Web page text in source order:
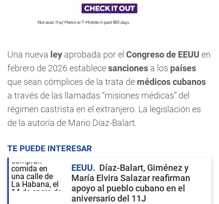
Una nueva ley aprobada por el Congreso de EEUU en
febrero de 2026 establecesanciones a los países
que sean cómplices de la trata de médicos cubanos
a través de las llamadas “misiones médicas” del
régimen castrista en el extranjero. La legislación es
de la autoría de Mario Díaz-Balart.
TE PUEDE INTERESAR
EEUU
Díaz-Balart, Giménez y
María Elvira Salazar reafirman
apoyo al pueblo cubano en el
aniversario del 11J